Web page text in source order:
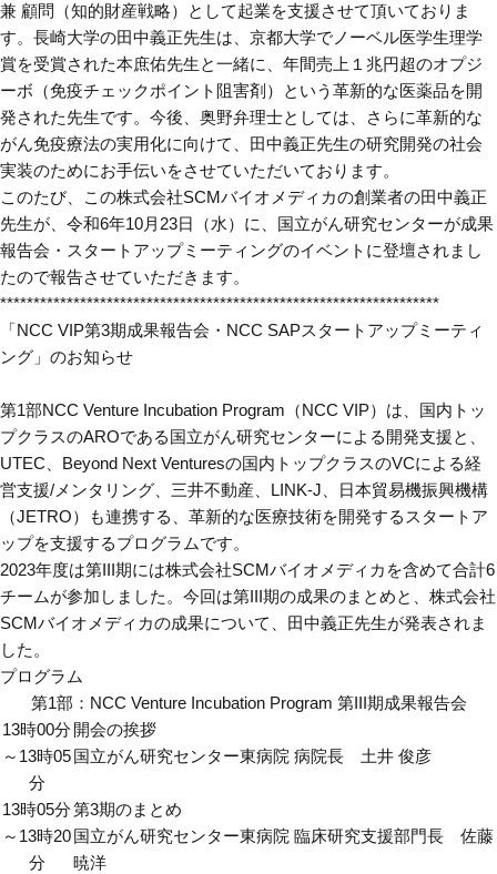
兼 顧問（知的財産戦略）として起業を支援させて頂いておりま
す。長崎大学の田中義正先生は、京都大学でノーベル医学生理学
賞を受賞された本庶佑先生と一緒に、年間売上１兆円超のオプジ
ーボ（免疫チェックポイント阻害剤）という革新的な医薬品を開
発された先生です。今後、奥野弁理士としては、さらに革新的な
がん免疫療法の実用化に向けて、田中義正先生の研究開発の社会
実装のためにお手伝いをさせていただいております。
このたび、この株式会社SCMバイオメディカの創業者の田中義正
先生が、令和6年10月23日（水）に、国立がん研究センターが成果
報告会・スタートアップミーティングのイベントに登壇されまし
たので報告させていただきます。
******************************************************************
「NCC VIP第3期成果報告会・NCC SAPスタートアップミーティ
ング」のお知らせ
第1部NCC Venture Incubation Program（NCC VIP）は、国内トッ
プクラスのAROである国立がん研究センターによる開発支援と、
UTEC、Beyond Next Venturesの国内トップクラスのVCによる経
営支援/メンタリング、三井不動産、LINK-J、日本貿易機振興機構
（JETRO）も連携する、革新的な医療技術を開発するスタートア
ップを支援するプログラムです。
2023年度は第III期には株式会社SCMバイオメディカを含めて合計6
チームが参加しました。今回は第III期の成果のまとめと、株式会社
SCMバイオメディカの成果について、田中義正先生が発表されま
した。
プログラム
第1部：NCC Venture Incubation Program 第III期成果報告会
13時00分
～13時05
分
開会の挨拶
国立がん研究センター東病院 病院長 土井 俊彦
13時05分
～13時20
分
第3期のまとめ
国立がん研究センター東病院 臨床研究支援部門長 佐藤
暁洋